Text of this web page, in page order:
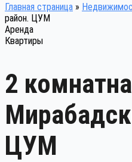
Главная страница »
район. ЦУМ
Аренда
Квартиры
2
ЦУМ